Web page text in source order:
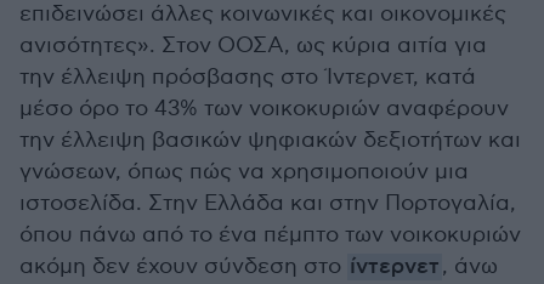
επιδεινώσει άλλες κοινωνικές και οικονομικές
ανισότητες». Στον ΟΟΣΑ, ως κύρια αιτία για
την έλλειψη πρόσβασης στο Ίντερνετ, κατά
μέσο όρο το 43% των νοικοκυριών αναφέρουν
την έλλειψη βασικών ψηφιακών δεξιοτήτων και
γνώσεων, όπως πώς να χρησιμοποιούν μια
ιστοσελίδα. Στην Ελλάδα και στην Πορτογαλία,
όπου πάνω από το ένα πέμπτο των νοικοκυριών
ακόμη δεν έχουν σύνδεση στο ίντερνετ, άνω